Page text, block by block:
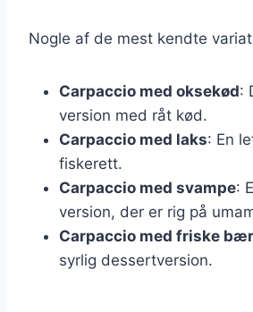
Nogle af de mest kendte
Carpaccio med oksekød:
version med råt kød.
Carpaccio med laks: En
fiskerett.
Carpaccio med svampe:
version, der er rig på
Carpaccio med friske bær
syrlig dessertversion.